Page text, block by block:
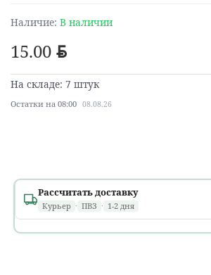
15.00 BYN
Наличие: В наличии
На складе: 7 штук
Остатки на 08:00 08.08.26
Рассчитать доставку
Курьер · ПВЗ · 1-2 дня
Минск и областные города